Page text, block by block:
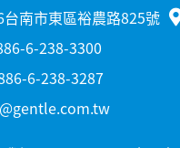
南市東區裕農路825號
6-238-3300
6-238-3287